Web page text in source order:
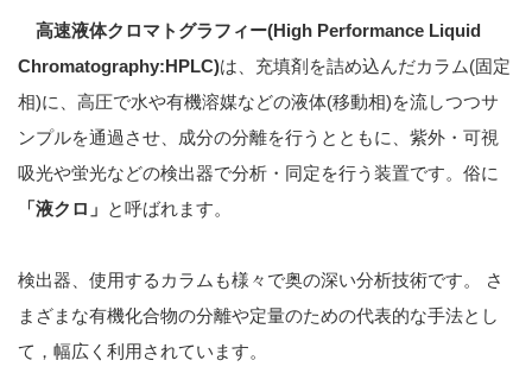
高速液体クロマトグラフィー(High Performance Liquid
Chromatography:HPLC)は、充填剤を詰め込んだカラム(固定
相)に、高圧で水や有機溶媒などの液体(移動相)を流しつつサ
ンプルを通過させ、成分の分離を行うとともに、紫外・可視
吸光や蛍光などの検出器で分析・同定を行う装置です。俗に
「液クロ」 と呼ばれます。
検出器、使用するカラムも様々で奥の深い分析技術です。 さ
まざまな有機化合物の分離や定量のための代表的な手法とし
て，幅広く利用されています。